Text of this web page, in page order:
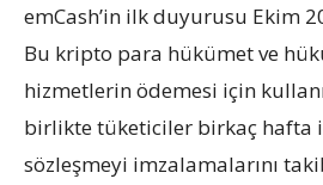
emCash’in ilk duyurusu Ekim
Bu kripto para hükümet ve
hizmetlerin ödemesi için
birlikte tüketiciler birkaç hafta
sözleşmeyi imzalamalarını